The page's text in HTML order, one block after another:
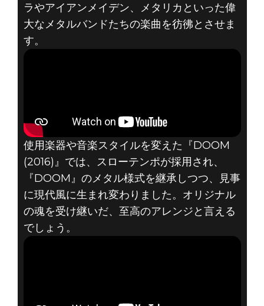
ラやアイアンメイデン、メタリカといった偉
大なメタルバンドたちの楽曲を彷彿とさせま
す。
使用楽器や音楽スタイルを変えた『DOOM
(2016)』では、スローテンポが採用され、
『DOOM』のメタル様式を継承しつつ、見事
に現代風に生まれ変わりました。オリジナル
の魂を受け継いだ、至高のアレンジと言える
でしょう。